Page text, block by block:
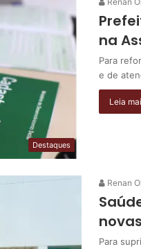
Destaques
na
Para
e de
Leia
Renan
Para